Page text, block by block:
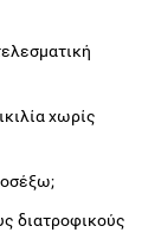
χωρίς
διατροφικούς